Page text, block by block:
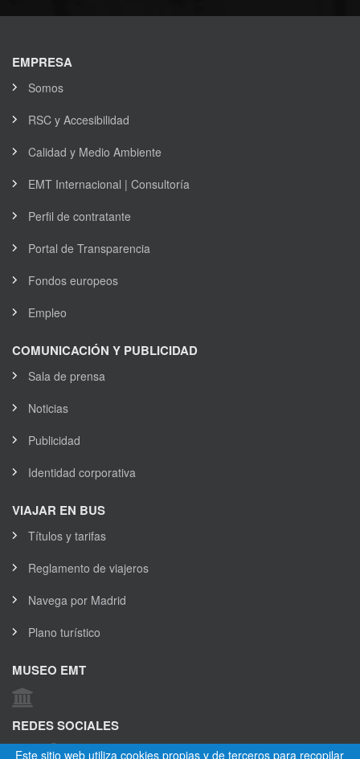
Este sitio web utiliza cookies propias y de terceros para recopilar
EMPRESA
Somos
RSC y Accesibilidad
Calidad y Medio Ambiente
EMT Internacional | Consultoría
Perfil de contratante
Portal de Transparencia
Fondos europeos
Empleo
COMUNICACIÓN Y PUBLICIDAD
Sala de prensa
Noticias
Publicidad
Identidad corporativa
VIAJAR EN BUS
Títulos y tarifas
Reglamento de viajeros
Navega por Madrid
Plano turístico
MUSEO EMT
REDES SOCIALES